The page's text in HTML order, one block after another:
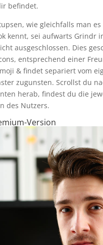
befindet.
wie gleichfalls man
kennt, sei aufwarts Grindr
ausgeschlossen. Dies
entsprechend einer
& findet separiert vom
zugunsten. Scrollst du
herab, findest du die
des Nutzers.
Version